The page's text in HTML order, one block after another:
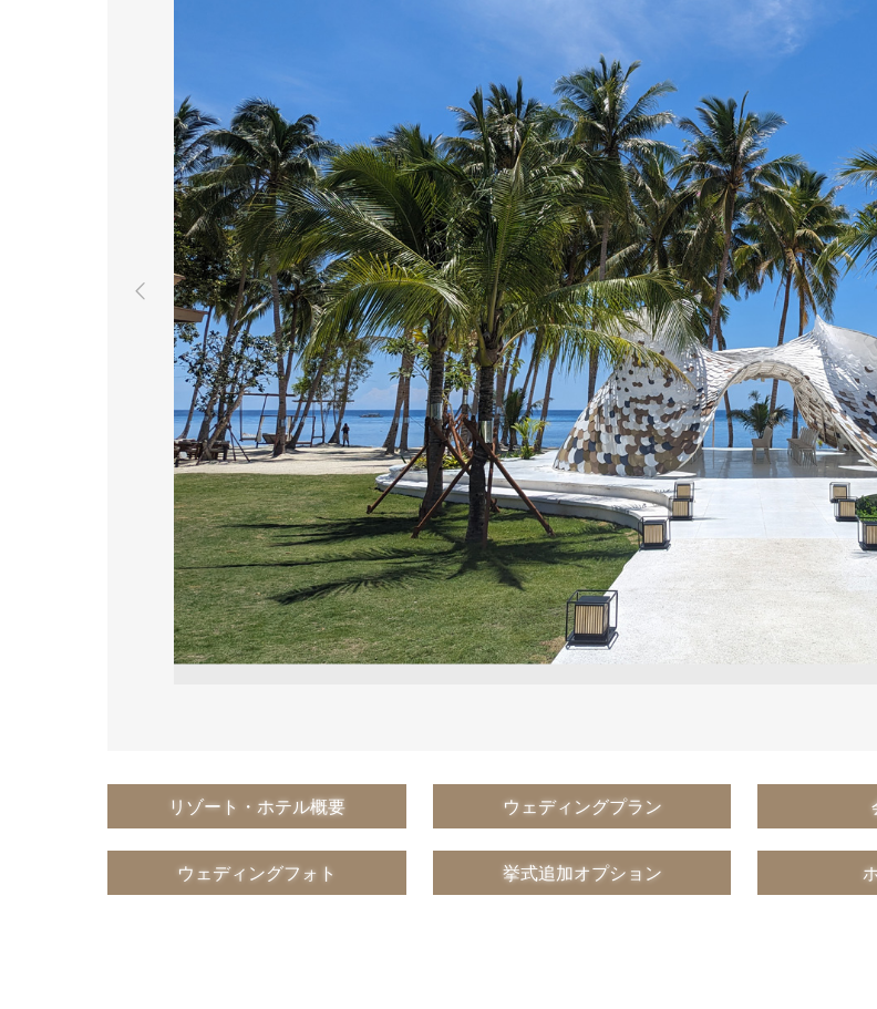
リゾート・ホテル概要 ウェディングプラン
ウェディングフォト 挙式追加オプション